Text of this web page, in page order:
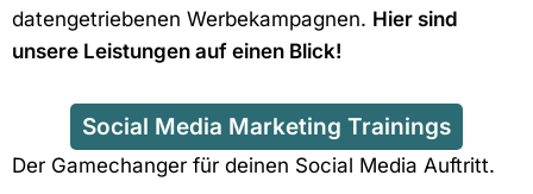
datengetriebenen Werbekampagnen. Hier sind
unsere Leistungen auf einen Blick!
Social Media Marketing Trainings
Der Gamechanger für deinen Social Media Auftritt.